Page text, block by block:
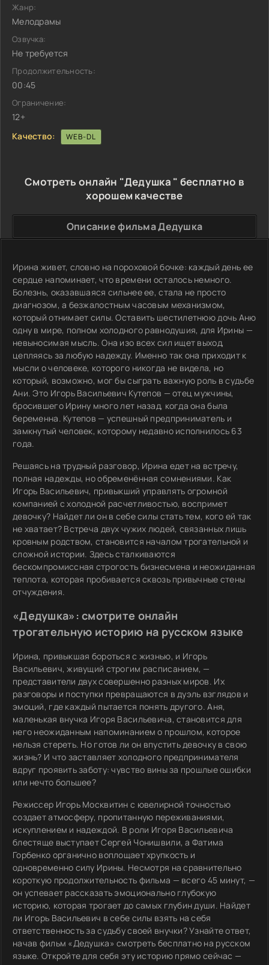
Жанр:
Мелодрамы
Озвучка:
Не требуется
Продолжительность:
00:45
Ограничение:
12+
Качество:
WEB-DL
Смотреть онлайн "Дедушка " бесплатно в
хорошем качестве
Описание фильма Дедушка
Ирина живет, словно на пороховой бочке: каждый день ее
сердце напоминает, что времени осталось немного.
Болезнь, оказавшаяся сильнее ее, стала не просто
диагнозом, а безжалостным часовым механизмом,
который отнимает силы. Оставить шестилетнюю дочь Аню
одну в мире, полном холодного равнодушия, для Ирины —
невыносимая мысль. Она изо всех сил ищет выход,
цепляясь за любую надежду. Именно так она приходит к
мысли о человеке, которого никогда не видела, но
который, возможно, мог бы сыграть важную роль в судьбе
Ани. Это Игорь Васильевич Кутепов — отец мужчины,
бросившего Ирину много лет назад, когда она была
беременна. Кутепов — успешный предприниматель и
замкнутый человек, которому недавно исполнилось 63
года.
Решаясь на трудный разговор, Ирина едет на встречу,
полная надежды, но обременённая сомнениями. Как
Игорь Васильевич, привыкший управлять огромной
компанией с холодной расчетливостью, воспримет
девочку? Найдет ли он в себе силы стать тем, кого ей так
не хватает? Встреча двух чужих людей, связанных лишь
кровным родством, становится началом трогательной и
сложной истории. Здесь сталкиваются
бескомпромиссная строгость бизнесмена и неожиданная
теплота, которая пробивается сквозь привычные стены
отчуждения.
«Дедушка»: смотрите онлайн
трогательную историю на русском языке
Ирина, привыкшая бороться с жизнью, и Игорь
Васильевич, живущий строгим расписанием, —
представители двух совершенно разных миров. Их
разговоры и поступки превращаются в дуэль взглядов и
эмоций, где каждый пытается понять другого. Аня,
маленькая внучка Игоря Васильевича, становится для
него неожиданным напоминанием о прошлом, которое
нельзя стереть. Но готов ли он впустить девочку в свою
жизнь? И что заставляет холодного предпринимателя
вдруг проявить заботу: чувство вины за прошлые ошибки
или нечто большее?
Режиссер Игорь Москвитин с ювелирной точностью
создает атмосферу, пропитанную переживаниями,
искуплением и надеждой. В роли Игоря Васильевича
блестяще выступает Сергей Чонишвили, а Фатима
Горбенко органично воплощает хрупкость и
одновременно силу Ирины. Несмотря на сравнительно
короткую продолжительность фильма — всего 45 минут, —
он успевает рассказать эмоционально глубокую
историю, которая трогает до самых глубин души. Найдет
ли Игорь Васильевич в себе силы взять на себя
ответственность за судьбу своей внучки? Узнайте ответ,
начав фильм «Дедушка» смотреть бесплатно на русском
языке. Откройте для себя эту историю прямо сейчас —